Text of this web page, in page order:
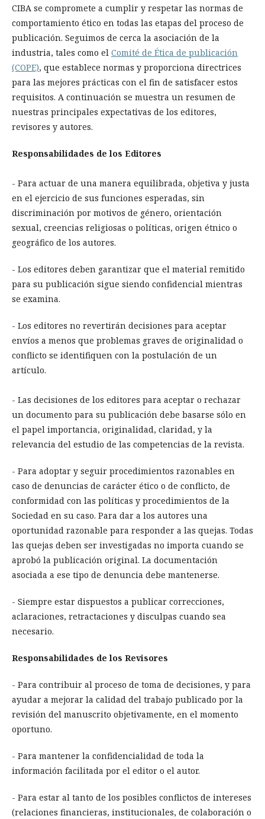
CIBA se compromete a cumplir y respetar las normas de
comportamiento ético en todas las etapas del proceso de
publicación. Seguimos de cerca la asociación de la
industria, tales como el Comité de Ética de publicación
(COPE), que establece normas y proporciona directrices
para las mejores prácticas con el fin de satisfacer estos
requisitos. A continuación se muestra un resumen de
nuestras principales expectativas de los editores,
revisores y autores.
Responsabilidades de los Editores
- Para actuar de una manera equilibrada, objetiva y justa
en el ejercicio de sus funciones esperadas, sin
discriminación por motivos de género, orientación
sexual, creencias religiosas o políticas, origen étnico o
geográfico de los autores.
- Los editores deben garantizar que el material remitido
para su publicación sigue siendo confidencial mientras
se examina.
- Los editores no revertirán decisiones para aceptar
envíos a menos que problemas graves de originalidad o
conflicto se identifiquen con la postulación de un
artículo.
- Las decisiones de los editores para aceptar o rechazar
un documento para su publicación debe basarse sólo en
el papel importancia, originalidad, claridad, y la
relevancia del estudio de las competencias de la revista.
- Para adoptar y seguir procedimientos razonables en
caso de denuncias de carácter ético o de conflicto, de
conformidad con las políticas y procedimientos de la
Sociedad en su caso. Para dar a los autores una
oportunidad razonable para responder a las quejas. Todas
las quejas deben ser investigadas no importa cuando se
aprobó la publicación original. La documentación
asociada a ese tipo de denuncia debe mantenerse.
- Siempre estar dispuestos a publicar correcciones,
aclaraciones, retractaciones y disculpas cuando sea
necesario.
Responsabilidades de los Revisores
- Para contribuir al proceso de toma de decisiones, y para
ayudar a mejorar la calidad del trabajo publicado por la
revisión del manuscrito objetivamente, en el momento
oportuno.
- Para mantener la confidencialidad de toda la
información facilitada por el editor o el autor.
- Para estar al tanto de los posibles conflictos de intereses
(relaciones financieras, institucionales, de colaboración o